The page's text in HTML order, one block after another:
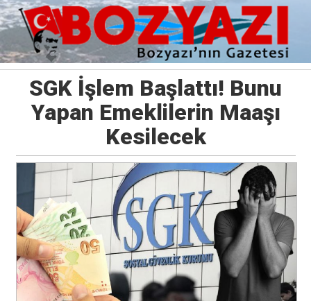
SGK İşlem Başlattı! Bunu
Yapan Emeklilerin Maaşı
Kesilecek